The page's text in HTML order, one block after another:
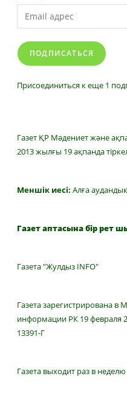
Email
адрес
ПОДПИСАТЬСЯ
Присоединиться к еще 1
Газет ҚР Мәдениет және
2013 жылғы 19 ақпанда
Меншік иесі: Алға
Газет аптасына бір рет
Газета "Жулдыз INFO"
Газета зарегистрирована в
информации РК 19 февраля
13391-Г
Газета выходит раз в неделю